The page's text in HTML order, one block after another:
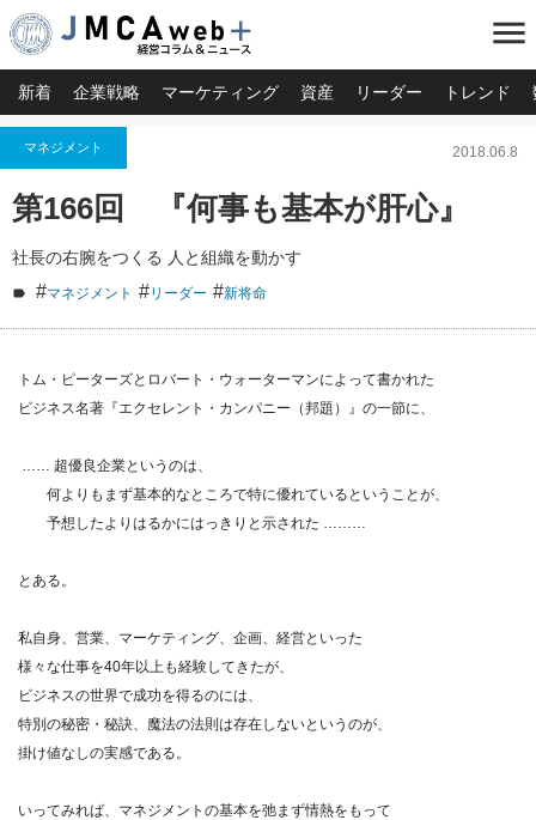
menu
新着 企業戦略 マーケティング 資産 リーダー トレンド
マネジメント 2018.06.8
第166回 『何事も基本が肝心』
社長の右腕をつくる 人と組織を動かす
#マネジメント #リーダー #新将命
トム・ピーターズとロバート・ウォーターマンによって書かれた
ビジネス名著『エクセレント・カンパニー（邦題）』の一節に、
…… 超優良企業というのは、
何よりもまず基本的なところで特に優れているということが、
予想したよりはるかにはっきりと示された ………
とある。
私自身、営業、マーケティング、企画、経営といった
様々な仕事を40年以上も経験してきたが、
ビジネスの世界で成功を得るのには、
特別の秘密・秘訣、魔法の法則は存在しないというのが、
掛け値なしの実感である。
いってみれば、マネジメントの基本を弛まず情熱をもって